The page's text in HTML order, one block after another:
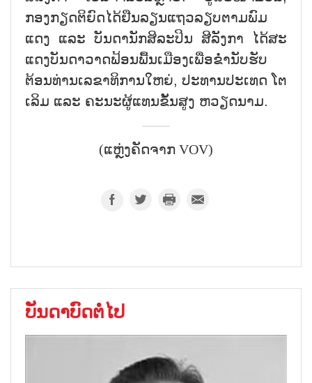
ກອງກຽດ​ຕິ​ຍົດ​ໄດ້​ຢືນ​ລຽນ​ແຖວ​ລ​ຽບ​ຕາມພົມ​
ແດງ ແລະ ບັນ​ດາ​ນັກ​ສິ​ລະ​ປິນ ສີ​ລັງ​ກາ ໄດ້​ສະ​
ແດງ​ບັນ​ດາ​ວາດ​ຟ້ອນ​ພື້ນ​ເມືອງ​ເພື່ອ​ຂ່ຳ​ນັບ​ຮັບ​
ຕ້ອນ​ທ່ານ​ເລ​ຂາ​ທິ​ການ​ໃຫຍ່, ປະ​ທານ​ປະ​ເທດ ໂຕ​
ເລິມ ແລະ ຄະ​ນະ​ຜູ້​ແທນ​ຂັ້ນ​ສູງ ຫວຽດ​ນາມ.
(ແຫຼ່ງຄັດຈາກ VOV)
ບັນດາບົດຕໍ່ໄປ